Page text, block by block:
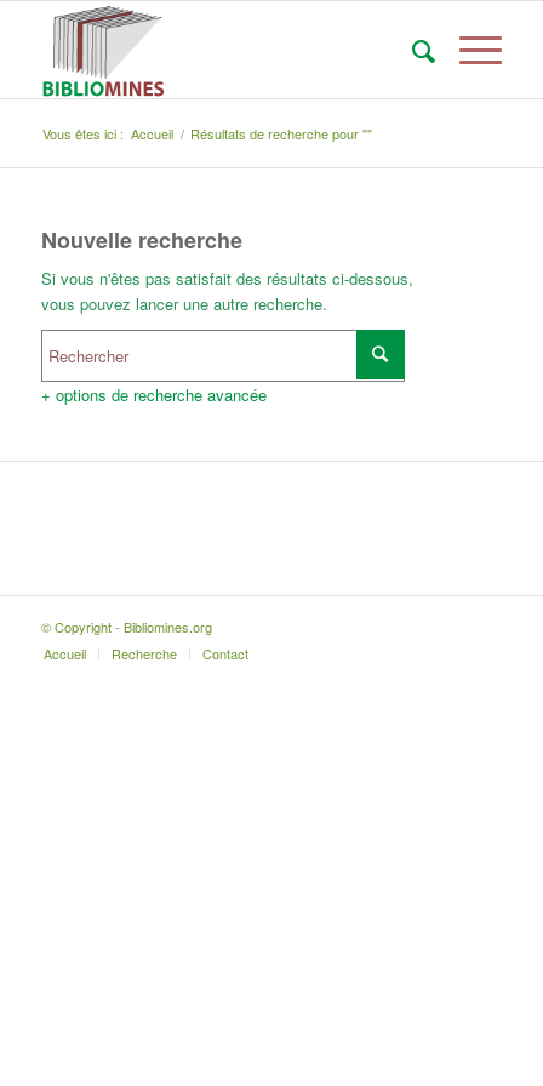
Vous êtes ici : Accueil / Résultats de recherche pour ""
Nouvelle recherche
Si vous n'êtes pas satisfait des résultats ci-dessous,
vous pouvez lancer une autre recherche.
+ options de recherche avancée
© Copyright - Bibliomines.org
Accueil
Recherche Contact